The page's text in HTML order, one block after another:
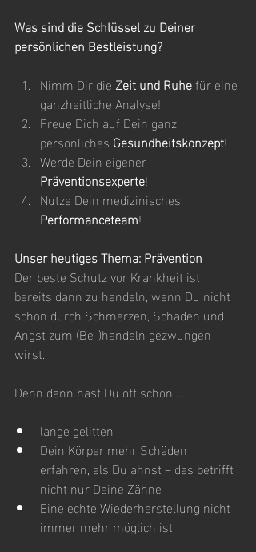
Was sind die Schlüssel zu Deiner
persönlichen Bestleistung?
Nimm Dir die Zeit und Ruhe für eine
ganzheitliche Analyse!
Freue Dich auf Dein ganz
persönliches Gesundheitskonzept!
Werde Dein eigener
Präventionsexperte!
Nutze Dein medizinisches
Performanceteam!
Unser heutiges Thema: Prävention
Der beste Schutz vor Krankheit ist
bereits dann zu handeln, wenn Du nicht
schon durch Schmerzen, Schäden und
Angst zum (Be-)handeln gezwungen
wirst.
Denn dann hast Du oft schon …
lange gelitten
Dein Körper mehr Schäden
erfahren, als Du ahnst – das betrifft
nicht nur Deine Zähne
Eine echte Wiederherstellung nicht
immer mehr möglich ist